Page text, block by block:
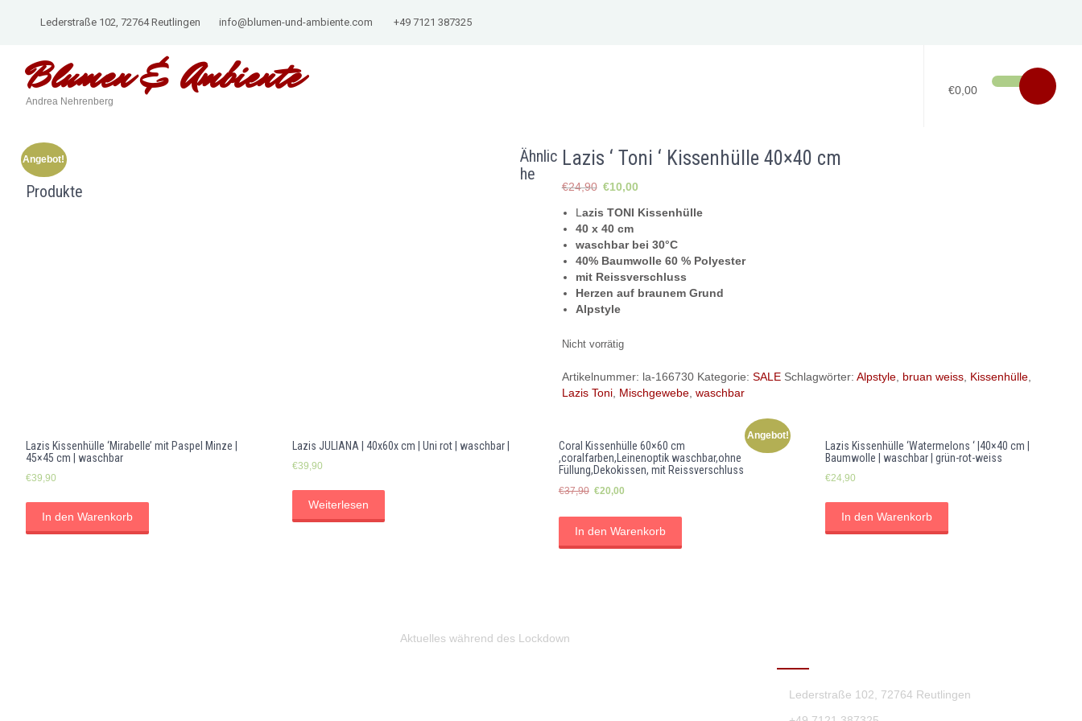
Lederstraße 102, 72764 Reutlingen info@blumen-und-ambiente.com +49 7121 387325
Blumen & Ambiente
Andrea Nehrenberg
€0,00
Angebot! Lazis ‘ Toni ‘ Kissenhülle 40×40 cm
€24,90 Ursprünglicher
war:
€24,90
€10,00
ist:
Lazis TONI Kissenhülle
40 x 40 cm
waschbar bei 30°C
40% Baumwolle 60 % Polyester
mit Reissverschluss
Herzen auf braunem Grund
Alpstyle
Nicht vorrätig
Artikelnummer: la-166730 Kategorie: SALE Schlagwörter: Alpstyle, bruan weiss, Kissenhülle,
Lazis Toni, Mischgewebe, waschbar
Ähnlic
he
Produkte
Lazis Kissenhülle ‘Mirabelle’ mit Paspel Minze |
45×45 cm | waschbar
€39,90
In den Warenkorb
Lazis JULIANA | 40x60x cm | Uni rot | waschbar |
€39,90
Weiterlesen
Angebot!
Coral Kissenhülle 60×60 cm
,coralfarben,Leinenoptik waschbar,ohne
Füllung,Dekokissen, mit Reissverschluss
€37,90 Ursprünglicher
€37,90
€20,00
€20,00.
In den Warenkorb
Lazis Kissenhülle ‘Watermelons ‘ |40×40 cm |
Baumwolle | waschbar | grün-rot-weiss
€24,90
In den Warenkorb
Aktuelles während des Lockdown
Lederstraße 102, 72764 Reutlingen